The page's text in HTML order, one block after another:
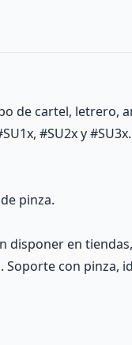
de cartel, letrero,
#SU2x y #SU3x.
pinza.
en
Soporte con